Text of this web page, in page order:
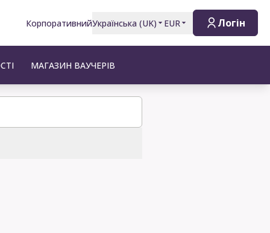
КорпоративнийУкраїнська (UK) EUR Логін
МАГАЗИН ВАУЧЕРІВ